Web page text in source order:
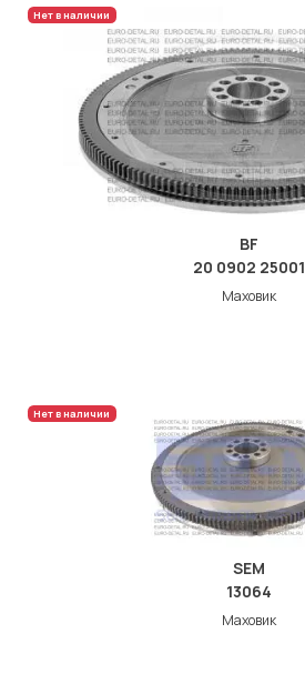
Нет в наличии
BF
20 0902 25001
Маховик
Нет в наличии
SEM
13064
Маховик